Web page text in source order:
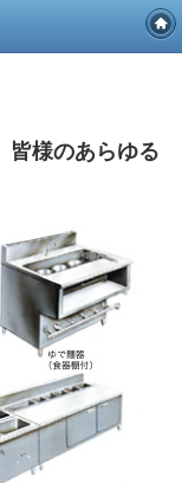
皆様のあらゆる